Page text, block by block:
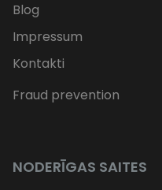
Blog
Impressum
Kontakti
Fraud prevention
NODERĪGAS SAITES